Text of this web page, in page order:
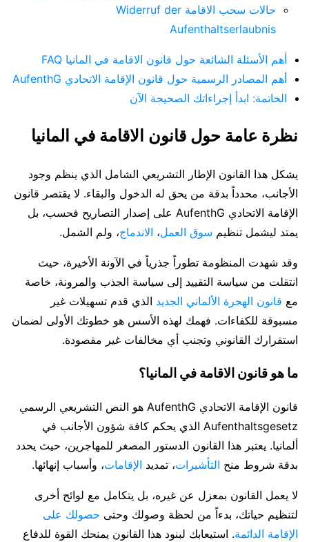
حالات سحب الاقامة Widerruf der
Aufenthaltserlaubnis
أهم الأسئلة الشائعة حول قانون الاقامة في المانيا FAQ
أهم المصادر الرسمية حول قانون الإقامة الاتحادي AufenthG
الخاتمة: ابدأ إجراءاتك الصحيحة الآن
نظرة عامة حول قانون الاقامة في المانيا
يشكل هذا القانون الإطار التشريعي الشامل الذي ينظم وجود
الأجانب، محدداً بدقة من يحق له الدخول والبقاء. لا يقتصر قانون
الإقامة الاتحادي AufenthG على إصدار التصاريح فحسب، بل
يمتد ليشمل تنظيم سوق العمل، الاندماج، ولم الشمل.
وقد شهدت المنظومة تطوراً جذرياً في الآونة الأخيرة، حيث
انتقلت من سياسة التقييد إلى سياسة الجذب والمرونة، خاصة
مع قانون الهجرة الألماني الجديد الذي قدم تسهيلات غير
مسبوقة للكفاءات. فهمك لهذه الأسس هو خطوتك الأولى لضمان
استقرارك القانوني وتجنب أي مخالفات غير مقصودة.
ما هو قانون الاقامة في المانيا؟
قانون الإقامة الاتحادي AufenthG هو النص التشريعي الرسمي
Aufenthaltsgesetz الذي يحكم كافة شؤون الأجانب في
ألمانيا. يعتبر هذا القانون الدستور المصغر للمهاجرين، حيث يحدد
بدقة شروط منح التأشيرات، تمديد الإقامات، وأسباب إنهائها.
لا يعمل القانون بمعزل عن غيره، بل يتكامل مع لوائح أخرى
لتنظيم حياتك، بدءاً من لحظة وصولك وحتى حصولك على
الإقامة الدائمة. استيعابك لبنود هذا القانون يمنحك القوة للدفاع